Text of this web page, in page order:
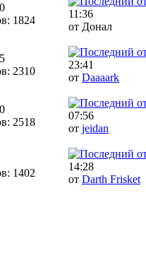
1824
11:36
от Донал
2310
23:41
от Daaaark
2518
07:56
от jeidan
1402
14:28
от Darth Frisket